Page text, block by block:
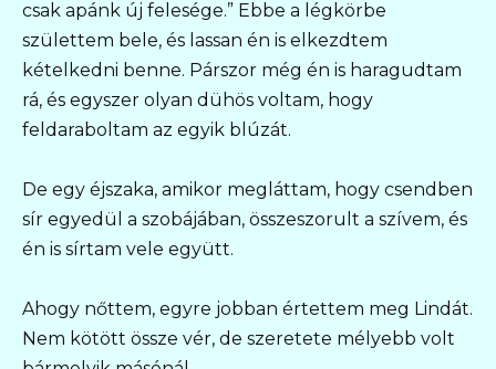
csak apánk új felesége.” Ebbe a légkörbe
születtem bele, és lassan én is elkezdtem
kételkedni benne. Párszor még én is haragudtam
rá, és egyszer olyan dühös voltam, hogy
feldaraboltam az egyik blúzát.
De egy éjszaka, amikor megláttam, hogy csendben
sír egyedül a szobájában, összeszorult a szívem, és
én is sírtam vele együtt.
Ahogy nőttem, egyre jobban értettem meg Lindát.
Nem kötött össze vér, de szeretete mélyebb volt